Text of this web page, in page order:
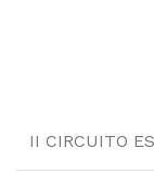
II CIRCUITO